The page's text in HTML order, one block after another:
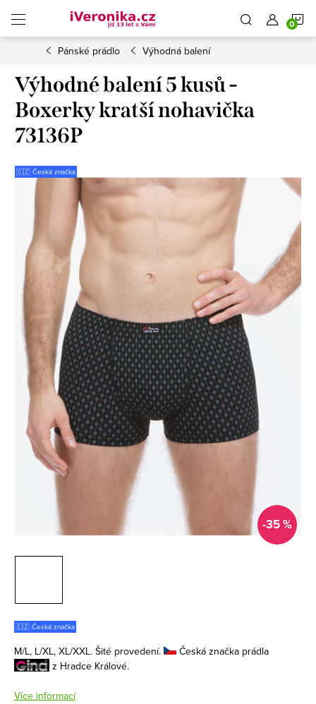
obsah
Pánské prádlo Výhodná balení
Výhodné balení 5 kusů -
Boxerky kratší nohavička
73136P
🇨🇿 Česká značka
-35 %
🇨🇿 Česká značka
M/L, L/XL, XL/XXL. Šité provedení.
Česká značka prádla
z Hradce Králové.
Více informací